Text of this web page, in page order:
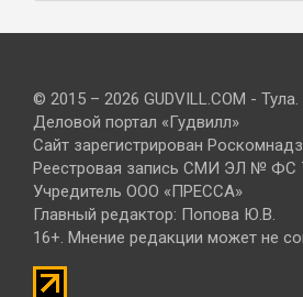
© 2015 – 2026 GUDVILL.COM -
Деловой портал «Гудвилл»
Сайт зарегистрирован
Реестровая запись СМИ ЭЛ № ФС
Учредитель ООО «ПРЕССА»
Главный редактор: Попова Ю.В.
16+. Мнение редакции может не